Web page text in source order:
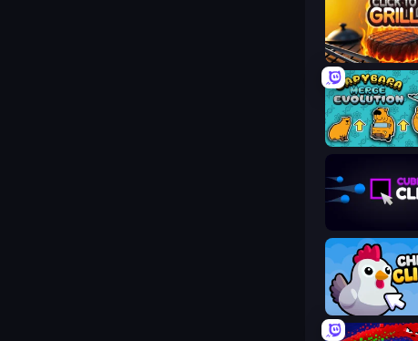
Click To Grill
Chicken Clicker